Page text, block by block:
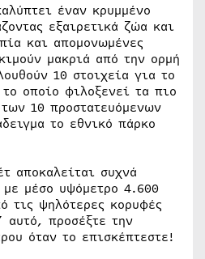
έναν κρυμμένο
εξαιρετικά ζώα και
και απομονωμένες
μακριά από την ορμή
10 στοιχεία για το
οποίο φιλοξενεί τα πιο
10 προστατευόμενων
το εθνικό πάρκο
αποκαλείται συχνά
μέσο υψόμετρο 4.600
τις ψηλότερες κορυφές
αυτό, προσέξτε την
όταν το επισκέπτεστε!